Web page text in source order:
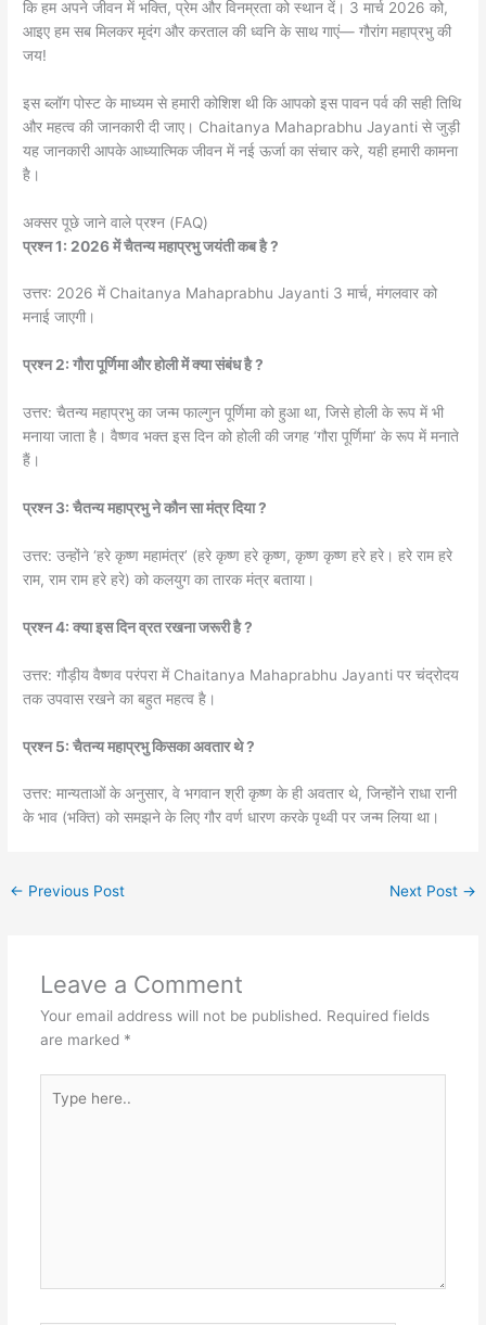
कि हम अपने जीवन में भक्ति, प्रेम और विनम्रता को स्थान दें। 3 मार्च 2026 को,
आइए हम सब मिलकर मृदंग और करताल की ध्वनि के साथ गाएं— गौरांग महाप्रभु की
जय!
इस ब्लॉग पोस्ट के माध्यम से हमारी कोशिश थी कि आपको इस पावन पर्व की सही तिथि
और महत्व की जानकारी दी जाए। Chaitanya Mahaprabhu Jayanti से जुड़ी
यह जानकारी आपके आध्यात्मिक जीवन में नई ऊर्जा का संचार करे, यही हमारी कामना
है।
अक्सर पूछे जाने वाले प्रश्न (FAQ)
प्रश्न 1: 2026 में चैतन्य महाप्रभु जयंती कब है ?
उत्तर: 2026 में Chaitanya Mahaprabhu Jayanti 3 मार्च, मंगलवार को
मनाई जाएगी।
प्रश्न 2: गौरा पूर्णिमा और होली में क्या संबंध है ?
उत्तर: चैतन्य महाप्रभु का जन्म फाल्गुन पूर्णिमा को हुआ था, जिसे होली के रूप में भी
मनाया जाता है। वैष्णव भक्त इस दिन को होली की जगह ‘गौरा पूर्णिमा’ के रूप में मनाते
हैं।
प्रश्न 3: चैतन्य महाप्रभु ने कौन सा मंत्र दिया ?
उत्तर: उन्होंने ‘हरे कृष्ण महामंत्र’ (हरे कृष्ण हरे कृष्ण, कृष्ण कृष्ण हरे हरे। हरे राम हरे
राम, राम राम हरे हरे) को कलयुग का तारक मंत्र बताया।
प्रश्न 4: क्या इस दिन व्रत रखना जरूरी है ?
उत्तर: गौड़ीय वैष्णव परंपरा में Chaitanya Mahaprabhu Jayanti पर चंद्रोदय
तक उपवास रखने का बहुत महत्व है।
प्रश्न 5: चैतन्य महाप्रभु किसका अवतार थे ?
उत्तर: मान्यताओं के अनुसार, वे भगवान श्री कृष्ण के ही अवतार थे, जिन्होंने राधा रानी
के भाव (भक्ति) को समझने के लिए गौर वर्ण धारण करके पृथ्वी पर जन्म लिया था।
← Previous Post Next Post →
Leave a Comment
Your email address will not be published. Required fields
are marked *
here..